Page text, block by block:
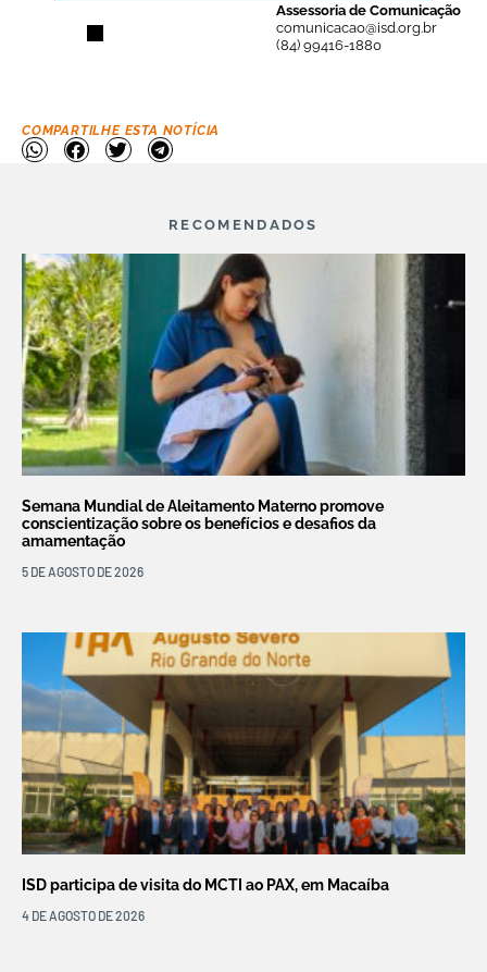
Assessoria de Comunicação
comunicacao@isd.org.br
(84) 99416-1880
COMPARTILHE ESTA NOTÍCIA
RECOMENDADOS
Semana Mundial de Aleitamento Materno promove
conscientização sobre os benefícios e desafios da
amamentação
5 DE AGOSTO DE 2026
ISD participa de visita do MCTI ao PAX, em Macaíba
4 DE AGOSTO DE 2026